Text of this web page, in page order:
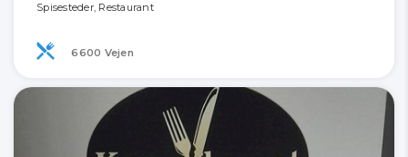
Spisesteder, Restaurant
6600 Vejen